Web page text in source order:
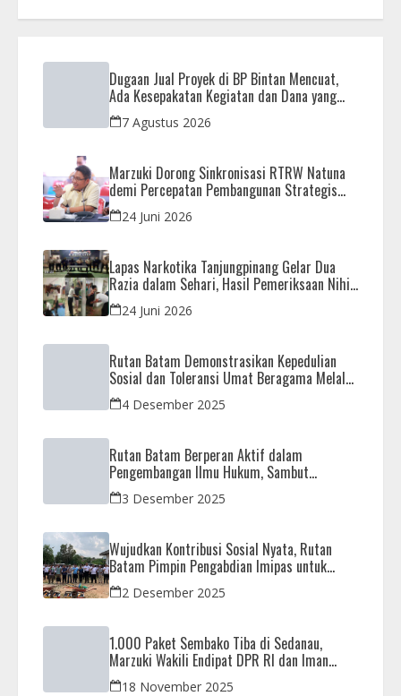
Dugaan Jual Proyek di BP Bintan Mencuat,
Ada Kesepakatan Kegiatan dan Dana yang
Dikembalikan
7 Agustus 2026
Marzuki Dorong Sinkronisasi RTRW Natuna
demi Percepatan Pembangunan Strategis
Daerah24 Juni 2026
Lapas Narkotika Tanjungpinang Gelar Dua
Razia dalam Sehari, Hasil Pemeriksaan Nihil
Barang Terlarang
24 Juni 2026
Rutan Batam Demonstrasikan Kepedulian
Sosial dan Toleransi Umat Beragama Melalui
Doa Bersama Korban Bencana
4 Desember 2025
Rutan Batam Berperan Aktif dalam
Pengembangan Ilmu Hukum, Sambut
Kunjungan Observasi Mahasiswa UIB
3 Desember 2025
Wujudkan Kontribusi Sosial Nyata, Rutan
Batam Pimpin Pengabdian Imipas untuk
Negeri di Masjid Syahrom Ba’dawi
2 Desember 2025
1.000 Paket Sembako Tiba di Sedanau,
Marzuki Wakili Endipat DPR RI dan Iman
Sutiawan Kawal Reses di Natuna
18 November 2025